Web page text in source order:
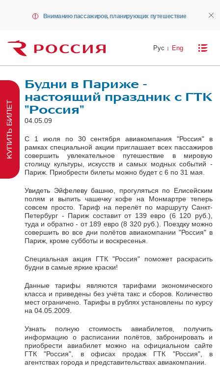
Вниманию пассажиров, планирующих путешествие
Рус Eng
Будни в Париже -
настоящий праздник с ГТК
"Россия"
04.05.09
С 1 июля по 30 сентября авиакомпания "Россия" в
рамках специальной акции приглашает всех пассажиров
совершить увлекательное путешествие в мировую
столицу культуры, искусств и самых модных событий -
Париж. Приобрести билеты можно будет с 6 по 31 мая.
Увидеть Эйфелеву башню, прогуляться по Елисейским
полям и выпить чашечку кофе на Монмартре теперь
совсем просто. Тариф на перелёт по маршруту Санкт-
Петербург - Париж составит от 139 евро (6 120 руб.),
туда и обратно - от 189 евро (8 320 руб.). Поездку можно
совершить во все дни полётов авиакомпании "Россия" в
Париж, кроме субботы и воскресенья.
Специальная акция ГТК "Россия" поможет раскрасить
будни в самые яркие краски!
Данные тарифы являются тарифами экономического
класса и приведены без учёта такс и сборов. Количество
мест ограничено. Тарифы в рублях установлены по курсу
на 04.05.2009.
Узнать полную стоимость авиабилетов, получить
информацию о расписании полётов, забронировать и
приобрести авиабилет можно на официальном сайте
ГТК "Россия", в офисах продаж ГТК "Россия", в
агентствах города и представительствах авиакомпании.
КУПИТЬ БИЛЕТ